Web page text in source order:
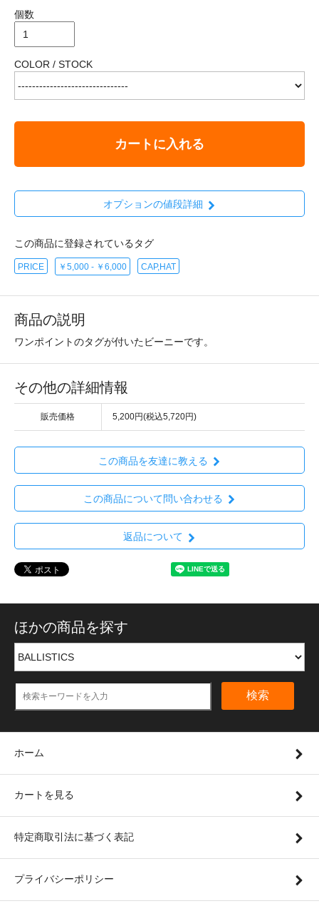
個数
COLOR / STOCK
カートに入れる
オプションの値段詳細
この商品に登録されているタグ
PRICE ￥5,000 - ￥6,000 CAP,HAT
商品の説明
ワンポイントのタグが付いたビーニーです。
その他の詳細情報
販売価格 5,200円(税込5,720円)
この商品を友達に教える
この商品について問い合わせる
返品について
ほかの商品を探す
検索
ホーム
カートを見る
特定商取引法に基づく表記
プライバシーポリシー